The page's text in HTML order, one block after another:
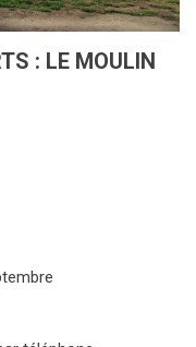
: LE MOULIN